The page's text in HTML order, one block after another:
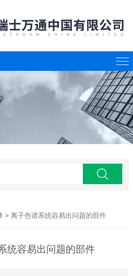
> 离子色谱系统容易出问题的部件
统容易出问题的部件